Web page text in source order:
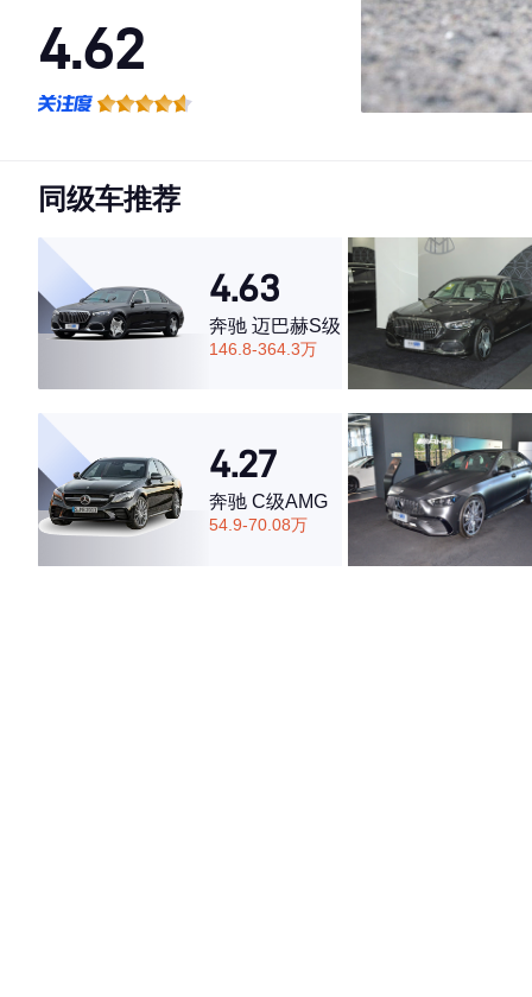
4.62
·空间表现一般，低于55%同级车
同级车推荐
4.63
奔驰 迈巴赫S级
146.8-364.3万
4.27
奔驰 C级AMG
54.9-70.08万